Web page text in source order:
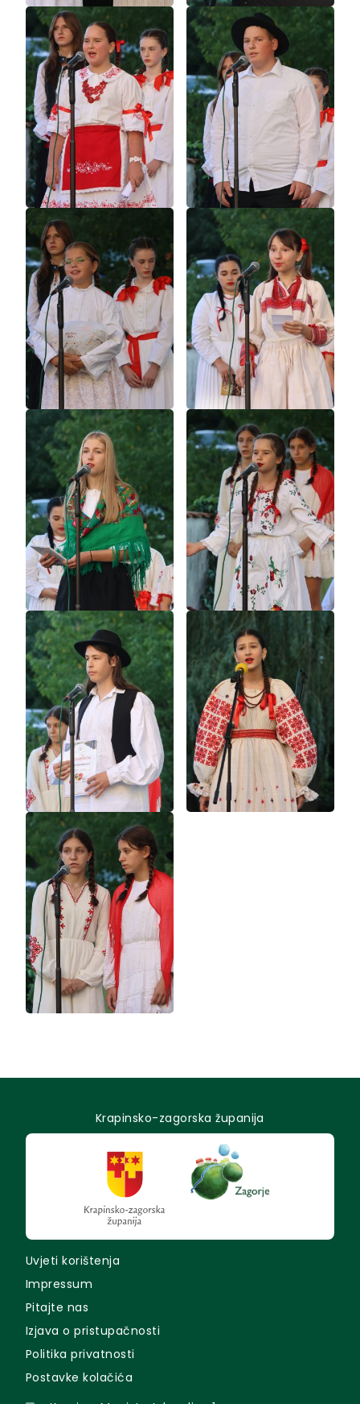
Krapinsko-zagorska županija
Uvjeti korištenja
Impressum
Pitajte nas
Izjava o pristupačnosti
Politika privatnosti
Postavke kolačića